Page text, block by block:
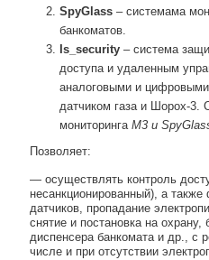
SpyGlass– системама
банкоматов.
Is_security – система
доступа и удаленным
аналоговыми и
датчиком газа и Шорох-3.
мониторинга М3 и
Позволяет:
— осуществлять контроль
несанкционированный), а
датчиков, пропадание
снятие и постановка на охрану,
диспенсера банкомата и др., с
числе и при отсутствии